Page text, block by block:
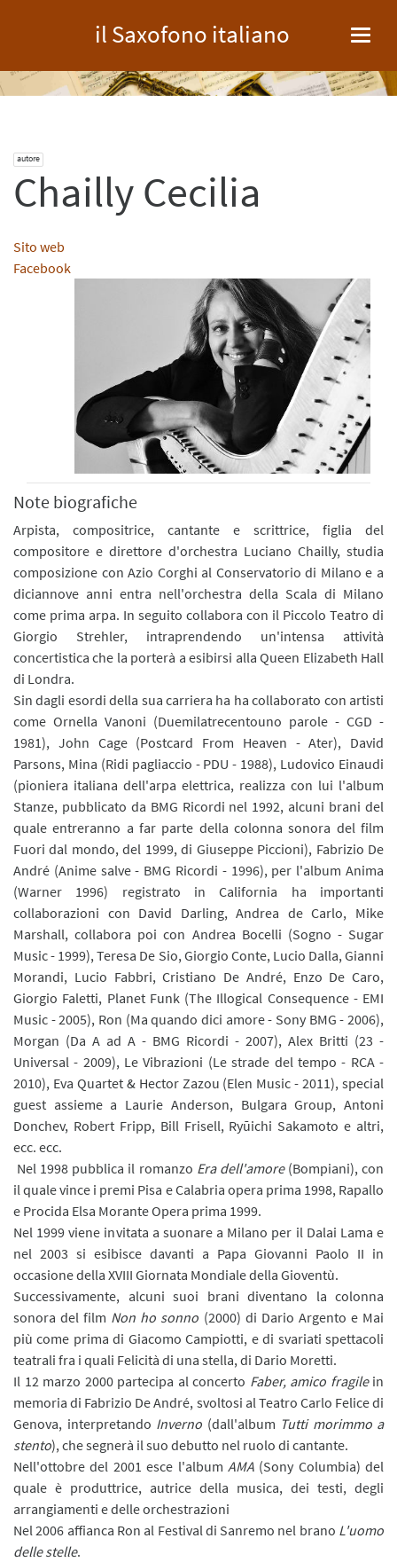
il Saxofono italiano
autore
Chailly Cecilia
Sito web
Facebook
Note biografiche
Arpista, compositrice, cantante e scrittrice, figlia del
compositore e direttore d'orchestra Luciano Chailly, studia
composizione con Azio Corghi al Conservatorio di Milano e a
diciannove anni entra nell'orchestra della Scala di Milano
come prima arpa. In seguito collabora con il Piccolo Teatro di
Giorgio Strehler, intraprendendo un'intensa attività
concertistica che la porterà a esibirsi alla Queen Elizabeth Hall
di Londra.
Sin dagli esordi della sua carriera ha ha collaborato con artisti
come Ornella Vanoni (Duemilatrecentouno parole - CGD -
1981), John Cage (Postcard From Heaven - Ater), David
Parsons, Mina (Ridi pagliaccio - PDU - 1988), Ludovico Einaudi
(pioniera italiana dell'arpa elettrica, realizza con lui l'album
Stanze, pubblicato da BMG Ricordi nel 1992, alcuni brani del
quale entreranno a far parte della colonna sonora del film
Fuori dal mondo, del 1999, di Giuseppe Piccioni), Fabrizio De
André (Anime salve - BMG Ricordi - 1996), per l'album Anima
(Warner 1996) registrato in California ha importanti
collaborazioni con David Darling, Andrea de Carlo, Mike
Marshall, collabora poi con Andrea Bocelli (Sogno - Sugar
Music - 1999), Teresa De Sio, Giorgio Conte, Lucio Dalla, Gianni
Morandi, Lucio Fabbri, Cristiano De André, Enzo De Caro,
Giorgio Faletti, Planet Funk (The Illogical Consequence - EMI
Music - 2005), Ron (Ma quando dici amore - Sony BMG - 2006),
Morgan (Da A ad A - BMG Ricordi - 2007), Alex Britti (23 -
Universal - 2009), Le Vibrazioni (Le strade del tempo - RCA -
2010), Eva Quartet & Hector Zazou (Elen Music - 2011), special
guest assieme a Laurie Anderson, Bulgara Group, Antoni
Donchev, Robert Fripp, Bill Frisell, Ryūichi Sakamoto e altri,
ecc. ecc.
Nel 1998 pubblica il romanzo Era dell'amore(Bompiani), con
il quale vince i premi Pisa e Calabria opera prima 1998, Rapallo
e Procida Elsa Morante Opera prima 1999.
Nel 1999 viene invitata a suonare a Milano per il Dalai Lama e
nel 2003 si esibisce davanti a Papa Giovanni Paolo II in
occasione della XVIII Giornata Mondiale della Gioventù.
Successivamente, alcuni suoi brani diventano la colonna
sonora del film Non ho sonno (2000) di Dario Argento e Mai
più come prima di Giacomo Campiotti, e di svariati spettacoli
teatrali fra i quali Felicità di una stella, di Dario Moretti.
Il 12 marzo 2000 partecipa al concerto Faber, amico fragilein
memoria di Fabrizio De André, svoltosi al Teatro Carlo Felice di
Genova, interpretando Inverno (dall'album Tutti morimmo a
stento), che segnerà il suo debutto nel ruolo di cantante.
Nell'ottobre del 2001 esce l'album AMA(Sony Columbia) del
quale è produttrice, autrice della musica, dei testi, degli
arrangiamenti e delle orchestrazioni
Nel 2006 affianca Ron al Festival di Sanremo nel brano L'uomo
delle stelle.